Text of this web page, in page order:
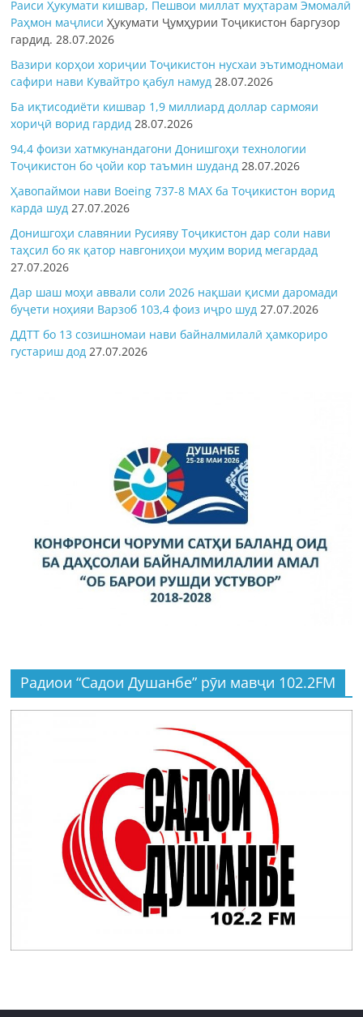
Раиси Ҳукумати кишвар, Пешвои миллат муҳтарам Эмомалӣ
Раҳмон маҷлисиҲукумати Ҷумҳурии Тоҷикистон баргузор
гардид. 28.07.2026
Вазири корҳои хориҷии Тоҷикистон нусхаи эътимодномаи
сафири нави Кувайтро қабул намуд 28.07.2026
Ба иқтисодиёти кишвар 1,9 миллиард доллар сармояи
хориҷӣ ворид гардид 28.07.2026
94,4 фоизи хатмкунандагони Донишгоҳи технологии
Тоҷикистон бо ҷойи кор таъмин шуданд 28.07.2026
Ҳавопаймои нави Boeing 737-8 MAX ба Тоҷикистон ворид
карда шуд 27.07.2026
Донишгоҳи славянии Русияву Тоҷикистон дар соли нави
таҳсил бо як қатор навгониҳои муҳим ворид мегардад
27.07.2026
Дар шаш моҳи аввали соли 2026 нақшаи қисми даромади
буҷети ноҳияи Варзоб 103,4 фоиз иҷро шуд 27.07.2026
ДДТТ бо 13 созишномаи нави байналмилалӣ ҳамкориро
густариш дод 27.07.2026
Радиои “Садои Душанбе” рӯи мавҷи 102.2FM